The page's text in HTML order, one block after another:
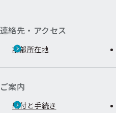
連絡先・アクセス
本部所在地
ご案内
給付と手続き